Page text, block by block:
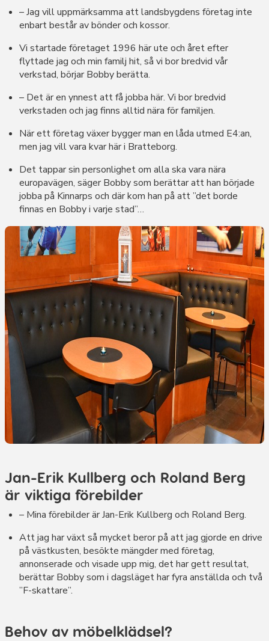
– Jag vill uppmärksamma att landsbygdens företag inte
enbart består av bönder och kossor.
Vi startade företaget 1996 här ute och året efter
flyttade jag och min familj hit, så vi bor bredvid vår
verkstad, börjar Bobby berätta.
– Det är en ynnest att få jobba här. Vi bor bredvid
verkstaden och jag finns alltid nära för familjen.
När ett företag växer bygger man en låda utmed E4:an,
men jag vill vara kvar här i Bratteborg.
Det tappar sin personlighet om alla ska vara nära
europavägen, säger Bobby som berättar att han började
jobba på Kinnarps och där kom han på att ”det borde
finnas en Bobby i varje stad”…
Jan-Erik Kullberg och Roland Berg
är viktiga förebilder
– Mina förebilder är Jan-Erik Kullberg och Roland Berg.
Att jag har växt så mycket beror på att jag gjorde en drive
på västkusten, besökte mängder med företag,
annonserade och visade upp mig, det har gett resultat,
berättar Bobby som i dagsläget har fyra anställda och två
”F-skattare”.
Behov av möbelklädsel?